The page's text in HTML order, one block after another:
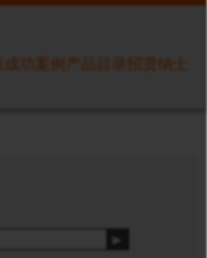
成功案例 产品目录 招贤纳士